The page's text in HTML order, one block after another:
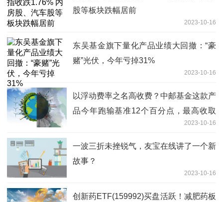
股等板块跌幅居前
2023-10-16
东吴基金旗下量化产品业绩大回撤：“豪
赌”光伏，今年亏掉31%
2023-10-16
以浮动费率之名高收费？中邮基金这款产
品今年跑输基准12个百分点，最高收取
2023-10-16
一波三折未挫锐气，友宝在线讲了一个新
故事？
2023-10-16
创新药ETF(159992)买盘活跃！减肥药板